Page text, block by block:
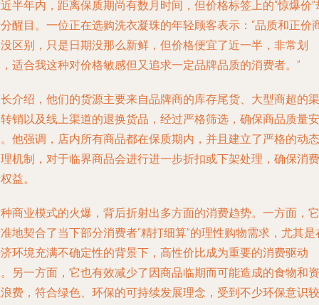
半年内，距离保质期尚有数月时间，但价格标签上的“惊爆价”
醒目。一位正在选购洗衣凝珠的年轻顾客表示：“品质和正价
区别，只是日期没那么新鲜，但价格便宜了近一半，非常划
适合我这种对价格敏感但又追求一定品牌品质的消费者。”
介绍，他们的货源主要来自品牌商的库存尾货、大型商超的渠
销以及线上渠道的退换货品，经过严格筛选，确保商品质量安
他强调，店内所有商品都在保质期内，并且建立了严格的动态
机制，对于临界商品会进行进一步折扣或下架处理，确保消费
益。
商业模式的火爆，背后折射出多方面的消费趋势。一方面，它
地契合了当下部分消费者“精打细算”的理性购物需求，尤其是
环境充满不确定性的背景下，高性价比成为重要的消费驱动
另一方面，它也有效减少了因商品临期而可能造成的食物和资
费，符合绿色、环保的可持续发展理念，受到不少环保意识较